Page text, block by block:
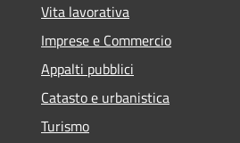
Vita lavorativa
Imprese e Commercio
Appalti pubblici
Catasto e urbanistica
Turismo